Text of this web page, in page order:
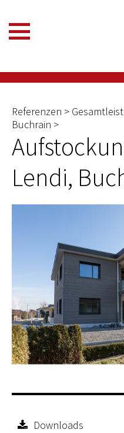
Referenzen >
Buchrain >
Lendi,
Downloads